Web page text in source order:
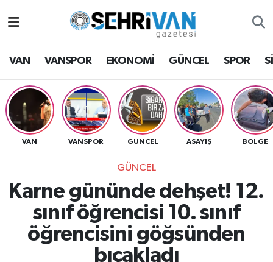
VAN VANSPOR EKONOMİ GÜNCEL SPOR
VAN VANSPOR GÜNCEL ASAYİŞ BÖLGE
GÜNCEL
Karne gününde dehşet! 12.
sınıf öğrencisi 10. sınıf
öğrencisini göğsünden
bıçakladı
Van Hava Durumu
VAN Namaz Vakitleri
Van Trafik Yoğunluk Haritası
Süper Lig Puan Durumu ve Fikstür
Tüm Manşetler
Son Dakika Haberleri